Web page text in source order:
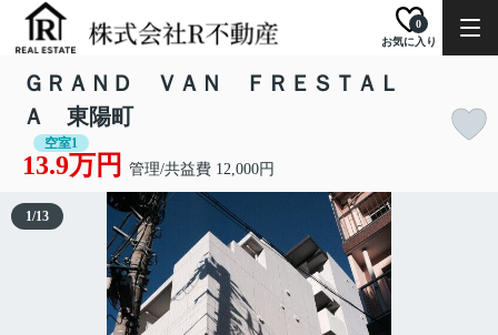
お気に入り
0
ＧＲＡＮＤ ＶＡＮ ＦＲＥＳＴＡＬ
Ａ 東陽町
空室1
13.9万円 管理/共益費 12,000円
1/13